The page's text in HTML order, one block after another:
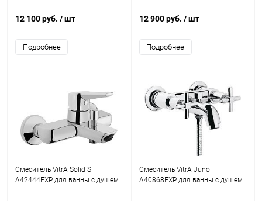
12 100 руб. / шт
Подробнее
12 900 руб. / шт
Подробнее
Смеситель VitrA Solid S
A42444EXP для ванны с душем
Смеситель VitrA Juno
A40868EXP для ванны с душем